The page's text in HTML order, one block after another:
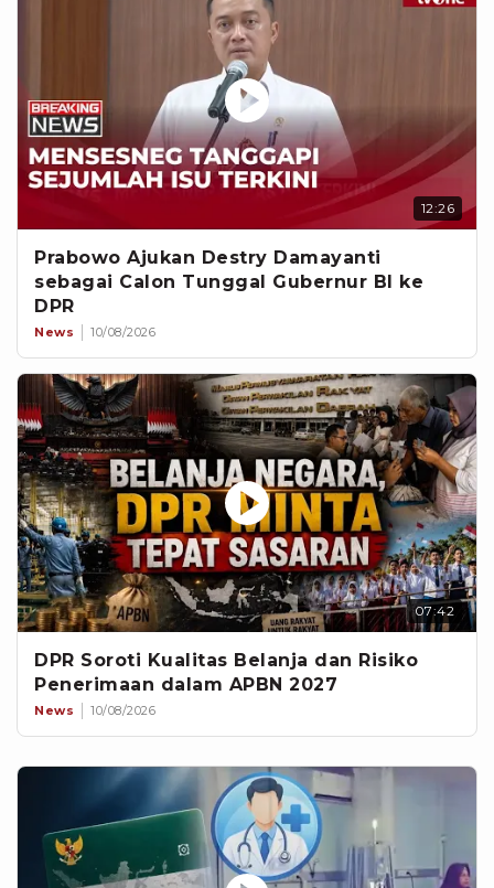
12:26
Prabowo Ajukan Destry Damayanti
sebagai Calon Tunggal Gubernur BI ke
DPR
News 10/08/2026
07:42
DPR Soroti Kualitas Belanja dan Risiko
Penerimaan dalam APBN 2027
News 10/08/2026